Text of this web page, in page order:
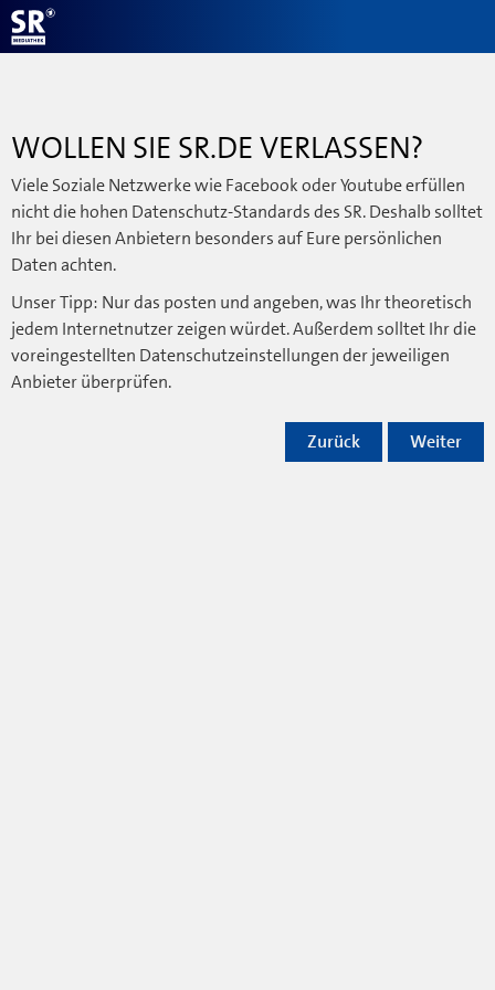
WOLLEN SIE SR.DE VERLASSEN?
Viele Soziale Netzwerke wie Facebook oder Youtube erfüllen
nicht die hohen Datenschutz-Standards des SR. Deshalb solltet
Ihr bei diesen Anbietern besonders auf Eure persönlichen
Daten achten.
Unser Tipp: Nur das posten und angeben, was Ihr theoretisch
jedem Internetnutzer zeigen würdet. Außerdem solltet Ihr die
voreingestellten Datenschutzeinstellungen der jeweiligen
Anbieter überprüfen.
Weiter
Zurück